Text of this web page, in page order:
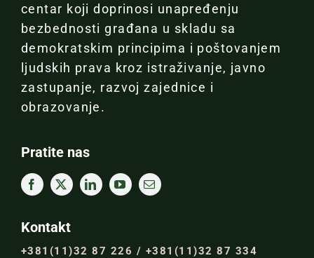
centar koji doprinosi unapređenju
bezbednosti građana u skladu sa
demokratskim principima i poštovanjem
ljudskih prava kroz istraživanje, javno
zastupanje, razvoj zajednice i
obrazovanje.
Pratite nas
Kontakt
+381(11)32 87 226 / +381(11)32 87 334